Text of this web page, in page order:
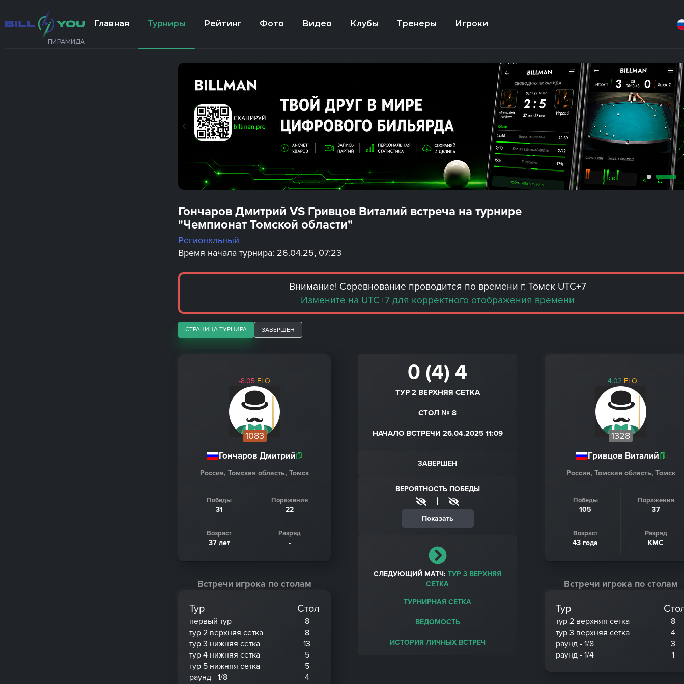
ПИРАМИДА
Главная Турниры Рейтинг Фото Видео Клубы Тренеры Игроки
Гончаров Дмитрий VS Гривцов Виталий встреча на турнире
"Чемпионат Томской области"
Региональный
Время начала турнира: 26.04.25, 07:23
Внимание! Соревнование проводится по времени г. Томск UTC+7
Измените на UTC+7 для корректного отображения времени
СТРАНИЦА ТУРНИРА ЗАВЕРШЕН
-8.05 ELO
1083
Гончаров Дмитрий
Россия, Томская область, Томск
Победы
31
Поражения
22
Возраст
37 лет
Разряд
-
Встречи игрока по столам
Тур Стол
первый тур
8
тур 2 верхняя сетка
8
тур 3 нижняя сетка
13
тур 4 нижняя сетка
5
тур 5 нижняя сетка
5
раунд - 1/8
4
0 (4) 4
ТУР 2 ВЕРХНЯЯ СЕТКА
СТОЛ № 8
НАЧАЛО ВСТРЕЧИ 26.04.2025 11:09
ЗАВЕРШЕН
ВЕРОЯТНОСТЬ ПОБЕДЫ
|
Показать
СЛЕДУЮЩИЙ МАТЧ:ТУР 3 ВЕРХНЯЯ
СЕТКА
ТУРНИРНАЯ СЕТКА
ВЕДОМОСТЬ
ИСТОРИЯ ЛИЧНЫХ ВСТРЕЧ
+4.02 ELO
1328
Гривцов Виталий
Россия, Томская область, Томск
Победы
105
Поражения
37
Возраст
43 года
Разряд
КМС
Встречи игрока по столам
Тур
тур 2 верхняя сетка
8
тур 3 верхняя сетка
4
раунд - 1/8
3
раунд - 1/4
1